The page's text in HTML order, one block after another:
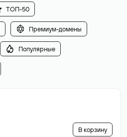
ТОП-50
Премиум-домены
Популярные
В корзину